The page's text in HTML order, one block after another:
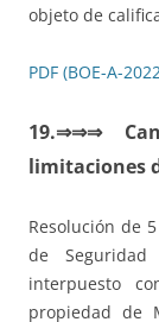
objeto de
PDF (BOE-A-
19.⇒⇒⇒
limitaciones
Resolución de
de
interpuesto
propiedad de